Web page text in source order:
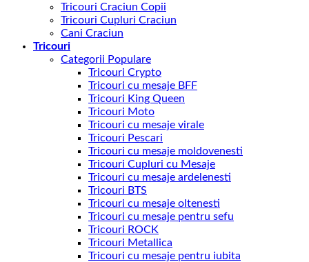
Tricouri Craciun Copii
Tricouri Cupluri Craciun
Cani Craciun
Tricouri
Categorii Populare
Tricouri Crypto
Tricouri cu mesaje BFF
Tricouri King Queen
Tricouri Moto
Tricouri cu mesaje virale
Tricouri Pescari
Tricouri cu mesaje moldovenesti
Tricouri Cupluri cu Mesaje
Tricouri cu mesaje ardelenesti
Tricouri BTS
Tricouri cu mesaje oltenesti
Tricouri cu mesaje pentru sefu
Tricouri ROCK
Tricouri Metallica
Tricouri cu mesaje pentru iubita